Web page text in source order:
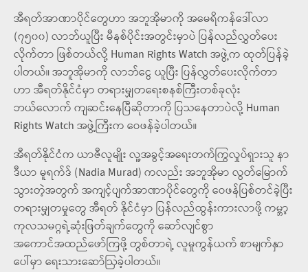
အီရတ်အာဏာပိုင်တွေဟာ အဘူအိုမာကို အမေရိကန်ဒေါ်လာ
(၇၅၀၀) လာဘ်ယူပြီး မီနစ်ပိုင်းအတွင်းမှာပဲ ပြန်လည်လွှတ်ပေး
လိုက်တာ ဖြစ်တယ်လို့ Human Rights Watch အဖွဲ့က ထုတ်ပြန်ခဲ့
ပါတယ်။ အဘူအိုမာကို လာဘ်ငွေ ယူပြီး ပြန်လွှတ်ပေးလိုက်တာ
ဟာ အီရတ်နိုင်ငံမှာ တရားမျှတရေးစနစ်ကြီးတစ်ခုလုံး
ဘယ်လောက် ကျဆင်းနေပြီဆိုတာကို ပြသနေတာပဲလို့ Human
Rights Watch အဖွဲ့ကြီးက ဝေဖန်ခဲ့ပါတယ်။
အီရတ်နိုင်ငံက ယာဇီလူမျိုး လူ့အခွင့်အရေးတက်ကြွလှုပ်ရှားသူ နာ
ဒီယာ မူရက်ဒ် (Nadia Murad) ကလည်း အဘူအိုမာ လွတ်မြောက်
သွားတဲ့အတွက် အကျင့်ပျက်အာဏာပိုင်တွေကို ဝေဖန်ပြစ်တင်ခဲ့ပြီး
တရားမျှတမှုတွေ အီရတ် နိုင်ငံမှာ ပြန်လည်ထွန်းကားလာဖို့ ကမ္ဘာ့
ကုလသမဂ္ဂရဲ့ဆုံးဖြတ်ချက်တွေကို ဆော်လျင်စွာ
အကောင်အထည်ဖော်ကြဖို့ တွစ်တာရဲ့ လူမှုကွန်ယက် စာမျက်နှာ
ပေါ်မှာ ရေးသားဆော်ဩခဲ့ပါတယ်။